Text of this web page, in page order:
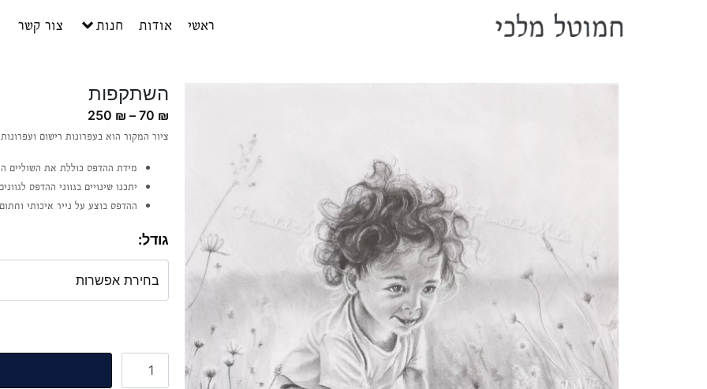
ראשי אודות חנות צור קשר
השתקפות
70 ₪
–
250 ₪
ציור המקור הוא בעפרונות רישום
מידת ההדפס כוללת את השוליים
יתכנו שינויים בגווני ההדפס
ההדפס בוצע על נייר איכותי
גודל: